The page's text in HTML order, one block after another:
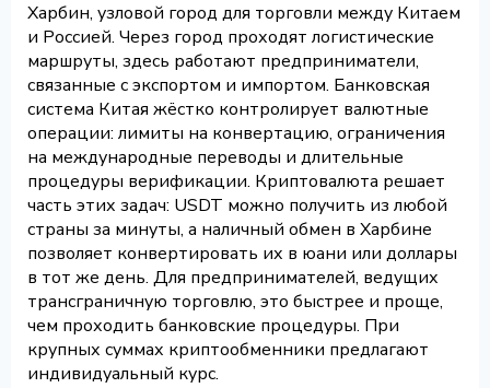
Харбин, узловой город для торговли между Китаем
и Россией. Через город проходят логистические
маршруты, здесь работают предприниматели,
связанные с экспортом и импортом. Банковская
система Китая жёстко контролирует валютные
операции: лимиты на конвертацию, ограничения
на международные переводы и длительные
процедуры верификации. Криптовалюта решает
часть этих задач: USDT можно получить из любой
страны за минуты, а наличный обмен в Харбине
позволяет конвертировать их в юани или доллары
в тот же день. Для предпринимателей, ведущих
трансграничную торговлю, это быстрее и проще,
чем проходить банковские процедуры. При
крупных суммах криптообменники предлагают
индивидуальный курс.